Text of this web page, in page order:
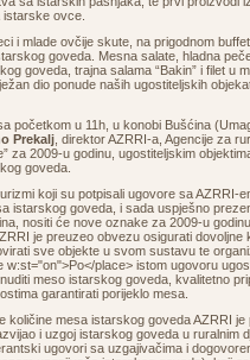
ovce.
i mlade ovčije skute, na prigodnom
goveda. Mesna salate, hladna
goveda, trajna salama “Bakin” i filet u
dio ponude naših ugostiteljskih
početkom u 11h, u konobi Bušćina
Prekalj , direktor AZRRI-a, Agencije za
za 2009-u godinu, ugostiteljskim
goveda.
koji su potpisali ugovore sa AZRRI-
istarskog goveda, i sada uspješno
nositi će nove oznake za 2009-u
je preuzeo obvezu osigurati dovoljne
sve objekte u svom sustavu te
w:st="on">Po</place> istom ugovoru
meso istarskog goveda, kvalitetno
garantirati porijeklo mesa.
količine mesa istarskog goveda AZRRI je
i uzgoj istarskog goveda u ruralnim
ugovori sa uzgajivačima i